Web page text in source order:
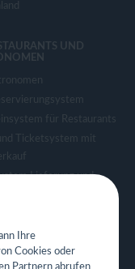
UND
für Restaurants
Ticketsystem mit
Lieferung und
für Restaurant
Ihre
Cookies oder